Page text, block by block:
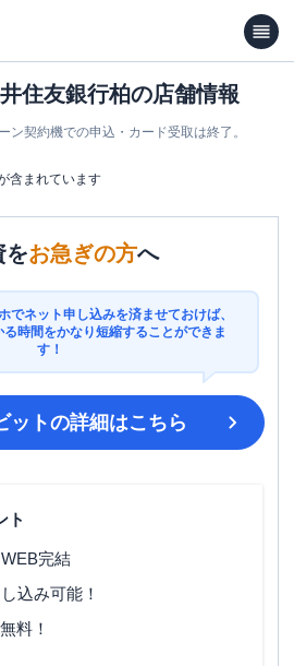
住友銀行柏の店舗情報
ン契約機での申込・カード受取は終了。
含まれています
をお急ぎの方へ
でネット申し込みを済ませておけば、
時間をかなり短縮することができま
す！
ットの詳細はこちら
ト
完結
込み可能！
料！